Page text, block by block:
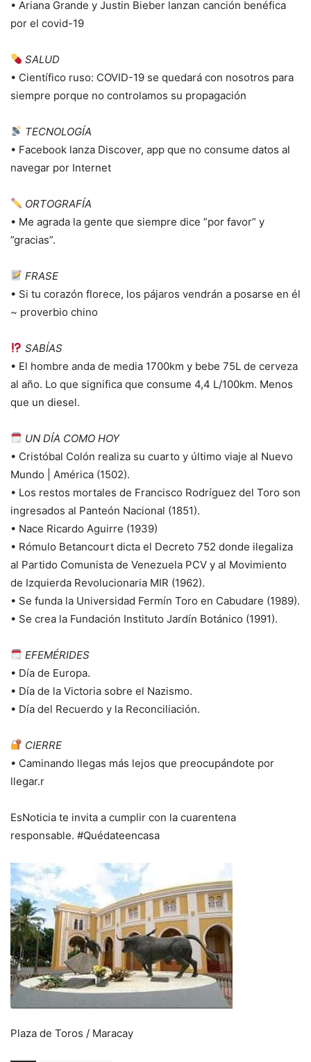
• Ariana Grande y Justin Bieber lanzan canción benéfica
por el covid-19
SALUD
• Científico ruso: COVID-19 se quedará con nosotros para
siempre porque no controlamos su propagación
TECNOLOGÍA
• Facebook lanza Discover, app que no consume datos al
navegar por Internet
ORTOGRAFÍA
• Me agrada la gente que siempre dice ”por favor” y
”gracias”.
FRASE
• Si tu corazón florece, los pájaros vendrán a posarse en él
~ proverbio chino
SABÍAS
• El hombre anda de media 1700km y bebe 75L de cerveza
al año. Lo que significa que consume 4,4 L/100km. Menos
que un diesel.
UN DÍA COMO HOY
• Cristóbal Colón realiza su cuarto y último viaje al Nuevo
Mundo | América (1502).
• Los restos mortales de Francisco Rodríguez del Toro son
ingresados al Panteón Nacional (1851).
• Nace Ricardo Aguirre (1939)
• Rómulo Betancourt dicta el Decreto 752 donde ilegaliza
al Partido Comunista de Venezuela PCV y al Movimiento
de Izquierda Revolucionaria MIR (1962).
• Se funda la Universidad Fermín Toro en Cabudare (1989).
• Se crea la Fundación Instituto Jardín Botánico (1991).
EFEMÉRIDES
• Día de Europa.
• Día de la Victoria sobre el Nazismo.
• Día del Recuerdo y la Reconciliación.
CIERRE
• Caminando llegas más lejos que preocupándote por
llegar.r
EsNoticia te invita a cumplir con la cuarentena
responsable. #Quédateencasa
Plaza de Toros / Maracay